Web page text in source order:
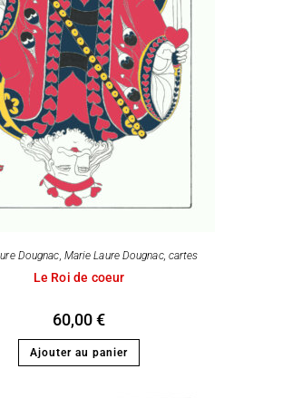
Dougnac Marie Laure Dougnac, cartes
Le Roi de coeur
60,00€
Ajouter au panier